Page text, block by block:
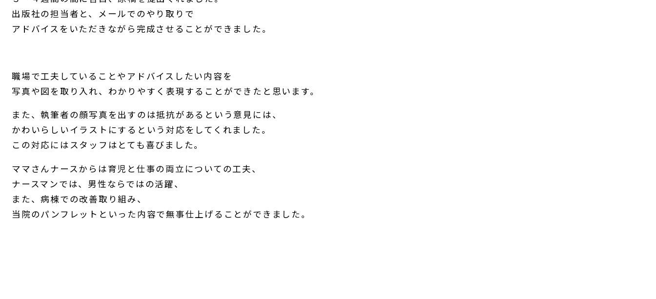
出版社の担当者と、メールでのやり取りで
アドバイスをいただきながら完成させることができました。
職場で工夫していることやアドバイスしたい内容を
写真や図を取り入れ、わかりやすく表現することができたと思います。
また、執筆者の顔写真を出すのは抵抗があるという意見には、
かわいらしいイラストにするという対応をしてくれました。
この対応にはスタッフはとても喜びました。
ママさんナースからは育児と仕事の両立についての工夫、
ナースマンでは、男性ならではの活躍、
また、病棟での改善取り組み、
当院のパンフレットといった内容で無事仕上げることができました。